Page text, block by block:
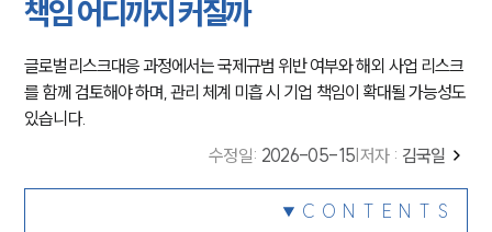
책임 어디까지 커질까
글로벌리스크대응 과정에서는 국제규범 위반 여부와 해외 사업 리스크
를 함께 검토해야 하며, 관리 체계 미흡 시 기업 책임이 확대될 가능성도
있습니다.
수정일: 2026-05-15 저자 : 김국일
CONTENTS